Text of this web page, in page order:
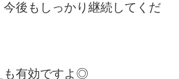
後もしっかり継続してくだ
も有効ですよ◎